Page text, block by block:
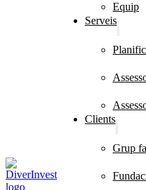
Equip
Serveis
Clients
Grup